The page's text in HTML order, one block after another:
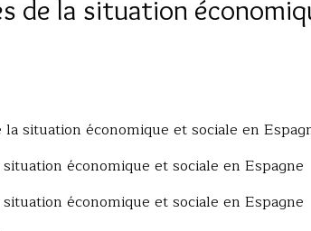
de la situation
situation économique et sociale en
économique et sociale en Espagne
économique et sociale en Espagne